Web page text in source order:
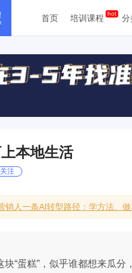
首页 培训课程 分
本地生活
关注
销人一条AI转型路径：学方法、
块“蛋糕”，似乎谁都想来瓜